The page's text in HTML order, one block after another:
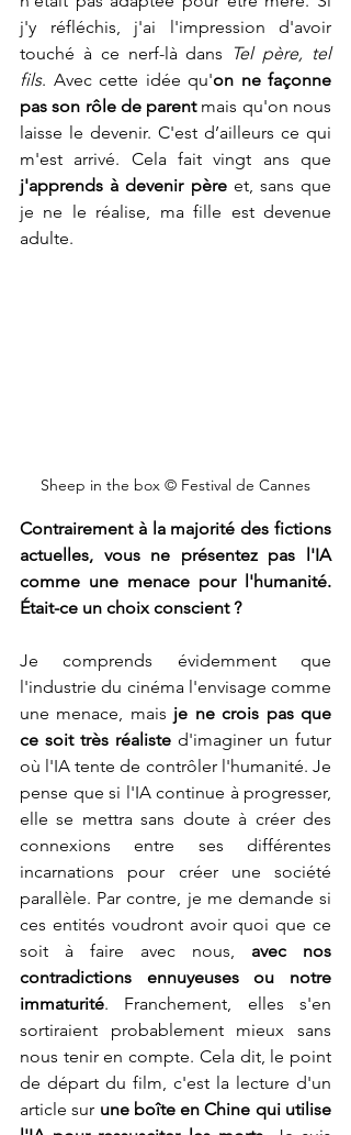
j'y réfléchis, j'ai l'impression d'avoir
touché à ce nerf-là dans
Tel père, tel
fils. Avec cette idée qu'on ne façonne
pas son rôle de parent mais qu'on nous
laisse le devenir. C'est d’ailleurs ce qui
j'apprends à devenir père et, sans que
je ne le réalise, ma fille est devenue
adulte.
Sheep in the box © Festival de Cannes
Contrairement à la majorité des fictions
actuelles, vous ne présentez pas l'IA
comme une menace pour l'humanité.
Était-ce un choix conscient ?
Je comprends évidemment que
l'industrie du cinéma l'envisage comme
une menace, mais je ne crois pas que
ce soit très réaliste d'imaginer un futur
où l'IA tente de contrôler l'humanité. Je
pense que si l'IA continue à progresser,
elle se mettra sans doute à créer des
connexions entre ses différentes
incarnations pour créer une société
parallèle. Par contre, je me demande si
ces entités voudront avoir quoi que ce
soit à faire avec nous, avec nos
contradictions ennuyeuses ou notre
immaturité. Franchement, elles s'en
sortiraient probablement mieux sans
nous tenir en compte. Cela dit, le point
de départ du film, c'est la lecture d'un
article sur une boîte en Chine qui utilise